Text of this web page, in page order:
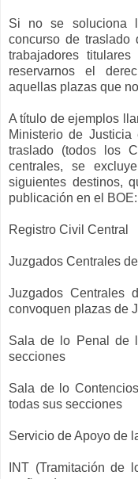
Si no se soluciona
concurso de
trabajadores
reservarnos el
aquellas plazas que
A título de ejemplos
Ministerio de
traslado (todos los
centrales, se
siguientes destinos,
publicación en el BOE:
Registro Civil Central
Juzgados Centrales
Juzgados Centrales
convoquen plazas de
Sala de lo Penal de
secciones
Sala de lo
todas sus secciones
Servicio de Apoyo de
INT (Tramitación de